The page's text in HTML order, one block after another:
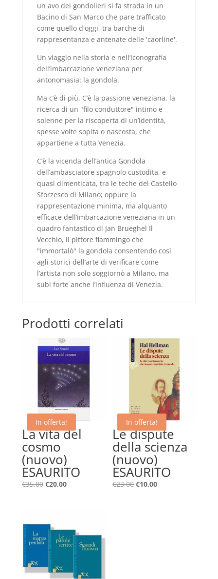
un avo dei gondolieri si fa strada in un
Bacino di San Marco che pare trafficato
come quello d'oggi, tra barche di
rappresentanza e antenate delle 'caorline'.
Un viaggio nella storia e nell’iconografia
dell’imbarcazione veneziana per
antonomasia: la gondola.
Ma c’è di più. C’è la passione veneziana, la
ricerca di un "filo conduttore" intimo e
solenne per la riscoperta di un’identità,
spesse volte sopita o nascosta, che
appartiene a tutta Venezia.
C’è la vicenda dell’antica Gondola
dell’ambasciatore spagnolo custodita, e
quasi dimenticata, tra le teche del Castello
Sforzesco di Milano; oppure la
rappresentazione minima, ma alquanto
efficace dell’imbarcazione veneziana in un
quadro fantastico di Jan Brueghel Il
Vecchio, il pittore fiammingo che
"immortalò" la gondola consentendo così
agli storici dell’arte di verificare come
l’artista non solo soggiornò a Milano, ma
subì forte anche l’influenza di Venezia.
Prodotti correlati
In offerta!
La vita del
cosmo
(nuovo)
ESAURITO
€35,00 Il
€35,00.
€20,00Il
€20,00.
In offerta!
Le dispute
della scienza
(nuovo)
ESAURITO
€23,00 Il
€10,00Il